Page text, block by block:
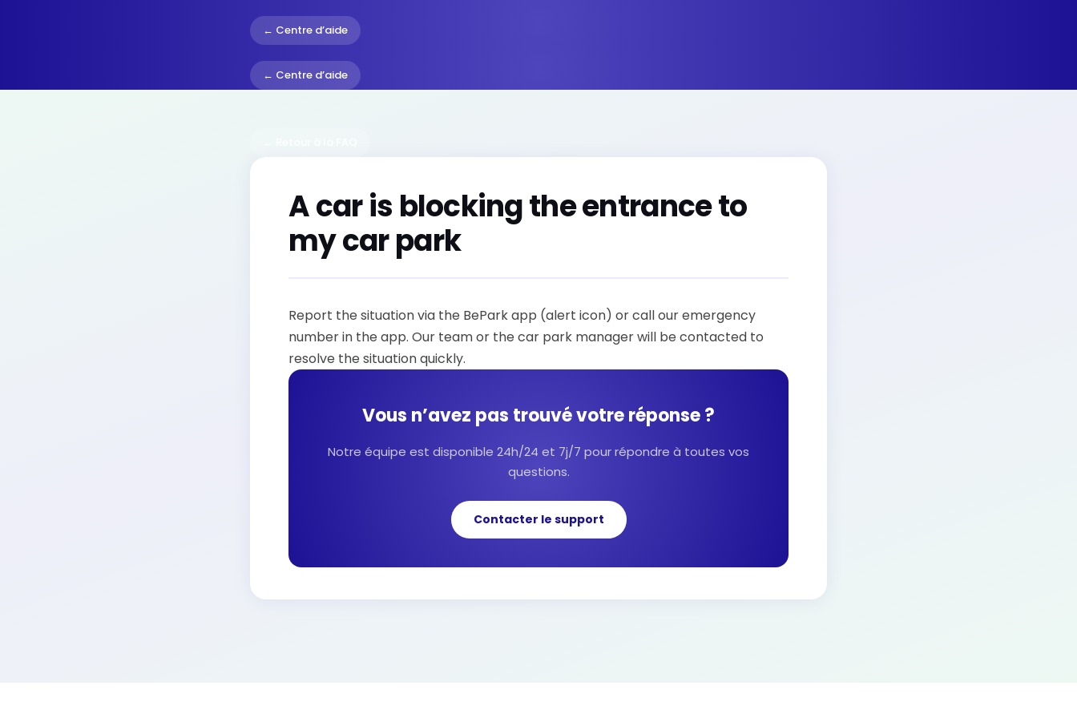
← Centre d’aide
← Centre d’aide
A car is blocking the entrance to
my car park
Report the situation via the BePark app (alert icon) or call our emergency
number in the app. Our team or the car park manager will be contacted to
resolve the situation quickly.
Vous n’avez pas trouvé votre réponse ?
Notre équipe est disponible 24h/24 et 7j/7 pour répondre à toutes vos
questions.
Contacter le support